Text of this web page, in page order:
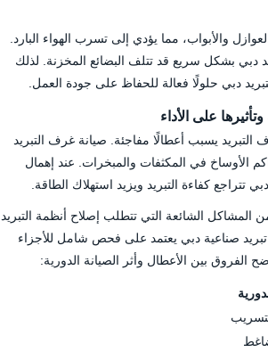
والأبواب، مما يؤدي إلى تسرب الهواء البارد.
دبي بشكل سريع قد تتلف البضائع المخزنة. لذلك
دبي حلولًا فعالة للحفاظ على جودة العمل.
على الأداء
التبريد يسبب أعطالًا مفاجئة. صيانة غرف التبريد
الأوساخ في المكثفات والمبخرات. عند إهمال
تتراجع كفاءة التبريد ويزيد استهلاك الطاقة.
المشاكل الشائعة التي تتطلب إصلاح أنظمة التبريد
صناعية دبي يعتمد على فحص شامل للأجزاء
الفروق بين الأعطال وأثر الصيانة الدورية: